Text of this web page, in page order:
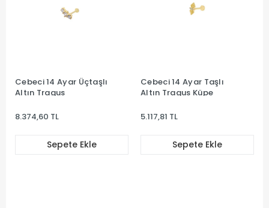
Cebeci 14 Ayar Üçtaşlı
Altın Tragus
8.374,60 TL
Sepete Ekle
Cebeci 14 Ayar Taşlı
Altın Tragus Küpe
5.117,81 TL
Sepete Ekle